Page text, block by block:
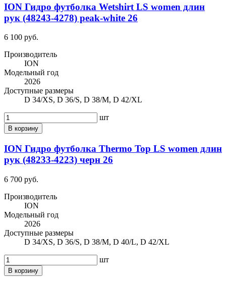
ION Гидро футболка Wetshirt LS women длин
рук (48243-4278) peak-white 26
6 100 руб.
Производитель
ION
Модельный год
2026
Доступные размеры
D 34/XS, D 36/S, D 38/M, D 42/XL
шт
В корзину
ION Гидро футболка Thermo Top LS women длин
рук (48233-4223) черн 26
6 700 руб.
Производитель
ION
Модельный год
2026
Доступные размеры
D 34/XS, D 36/S, D 38/M, D 40/L, D 42/XL
шт
В корзину